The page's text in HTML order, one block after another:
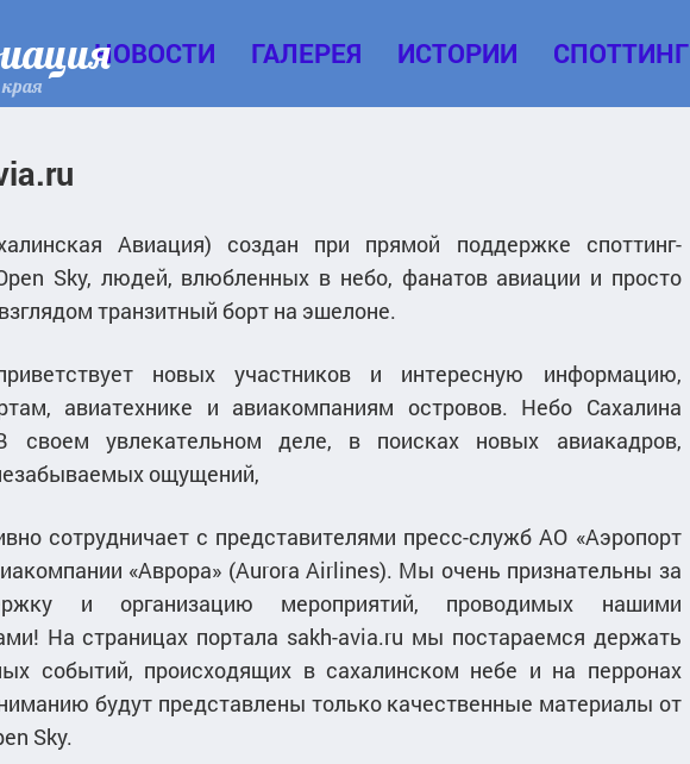
НОВОСТИ ГАЛЕРЕЯ ИСТОРИИ СПОТТИНГ
Авиация) создан при прямой поддержке споттинг-
Sky, людей, влюбленных в небо, фанатов авиации и просто
транзитный борт на эшелоне.
новых участников и интересную информацию,
авиатехнике и авиакомпаниям островов. Небо Сахалина
увлекательном деле, в поисках новых авиакадров,
ощущений,
сотрудничает с представителями пресс-служб АО «Аэропорт
«Аврора» (Aurora Airlines). Мы очень признательны за
и организацию мероприятий, проводимых нашими
На страницах портала sakh-avia.ru мы постараемся держать
событий, происходящих в сахалинском небе и на перронах
будут представлены только качественные материалы от
Sky.